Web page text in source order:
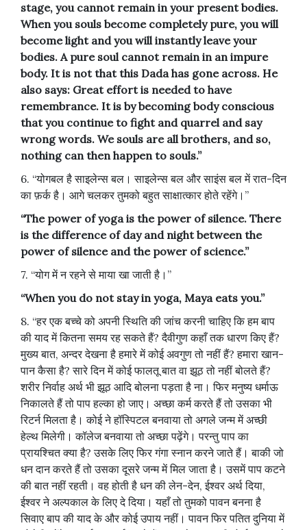
stage, you cannot remain in your present bodies.
When you souls become completely pure, you will
become light and you will instantly leave your
bodies. A pure soul cannot remain in an impure
body. It is not that this Dada has gone across. He
also says: Great effort is needed to have
remembrance. It is by becoming body conscious
that you continue to fight and quarrel and say
wrong words. We souls are all brothers, and so,
nothing can then happen to souls.”
6. “योगबल है साइलेन्स बल। साइलेन्स बल और साइंस बल में रात-दिन
का फ़र्क है। आगे चलकर तुमको बहुत साक्षात्कार होते रहेंगे।”
“The power of yoga is the power of silence. There
is the difference of day and night between the
power of silence and the power of science.”
7. “योग में न रहने से माया खा जाती है।”
“When you do not stay in yoga, Maya eats you.”
8. “हर एक बच्चे को अपनी स्थिति की जांच करनी चाहिए कि हम बाप
की याद में कितना समय रह सकते हैं? दैवीगुण कहाँ तक धारण किए हैं?
मुख्य बात, अन्दर देखना है हमारे में कोई अवगुण तो नहीं हैं? हमारा खान-
पान कैसा है? सारे दिन में कोई फालतू बात वा झूठ तो नहीं बोलते हैं?
शरीर निर्वाह अर्थ भी झूठ आदि बोलना पड़ता है ना। फिर मनुष्य धर्माऊ
निकालते हैं तो पाप हल्का हो जाए। अच्छा कर्म करते हैं तो उसका भी
रिटर्न मिलता है। कोई ने हॉस्पिटल बनवाया तो अगले जन्म में अच्छी
हेल्थ मिलेगी। कॉलेज बनवाया तो अच्छा पढ़ेंगे। परन्तु पाप का
प्रायश्चित क्या है? उसके लिए फिर गंगा स्नान करने जाते हैं। बाकी जो
धन दान करते हैं तो उसका दूसरे जन्म में मिल जाता है। उसमें पाप कटने
की बात नहीं रहती। वह होती है धन की लेन-देन, ईश्वर अर्थ दिया,
ईश्वर ने अल्पकाल के लिए दे दिया। यहाँ तो तुमको पावन बनना है
सिवाए बाप की याद के और कोई उपाय नहीं। पावन फिर पतित दुनिया में